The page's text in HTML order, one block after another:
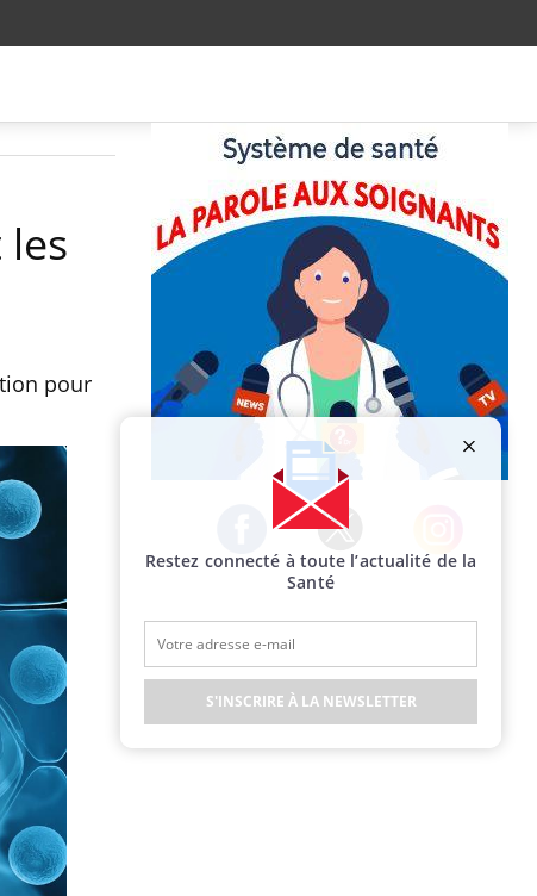
pour
Facebook Twitter Instagram
Restez connecté à toute l’actualité de la
Santé
S'INSCRIRE À LA NEWSLETTER